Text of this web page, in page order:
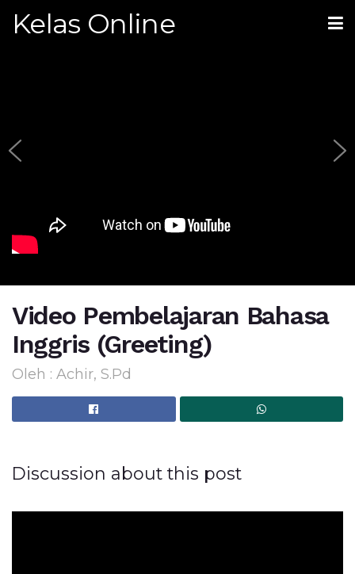
Kelas Online
Video Pembelajaran Bahasa
Inggris (Greeting)
Oleh : Achir, S.Pd
Discussion about this post